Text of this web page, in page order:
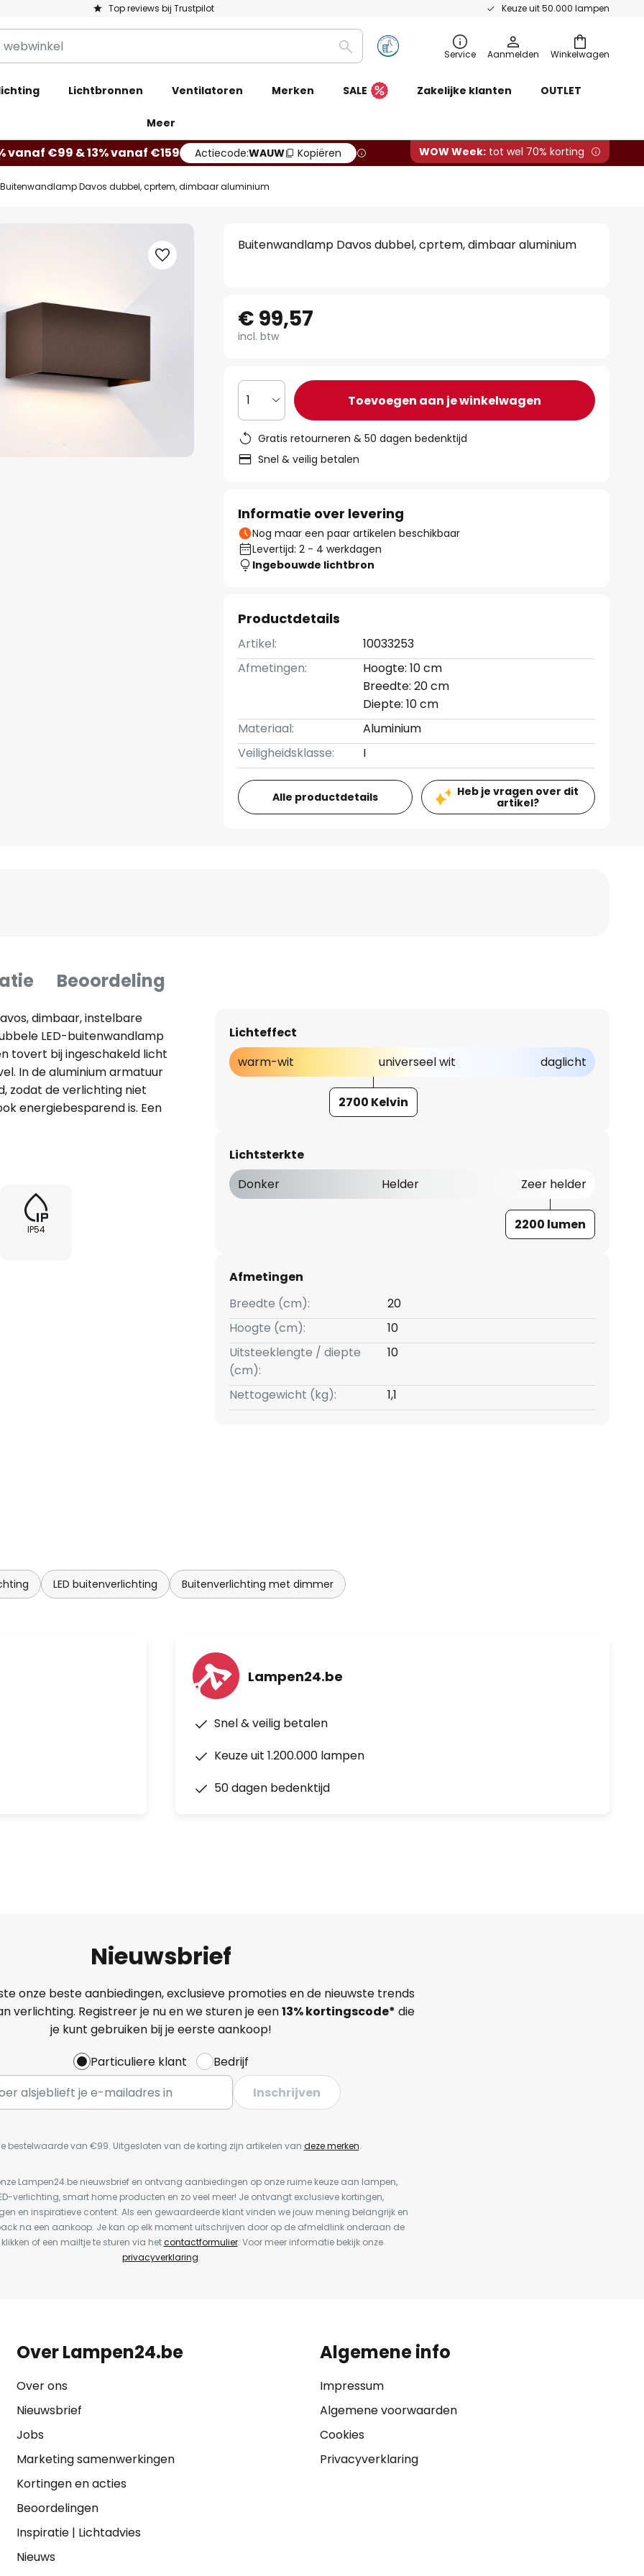
Top reviews bij Trustpilot Keuze uit 50.000 lampen
Winkelwagen
Zoeken Service Aanmelden
Lichtbronnen Ventilatoren Merken SALE Zakelijke klanten OUTLET
Meer
vanaf €99 & 13% vanaf €159 Actiecode:WAUW Kopiëren WOW Week: tot wel 70% korting
Buitenwandlamp Davos dubbel, cprtem, dimbaar aluminium
Buitenwandlamp Davos dubbel, cprtem, dimbaar aluminium
€ 99,57
incl. btw
1 Toevoegen aan je winkelwagen
Gratis retourneren & 50 dagen bedenktijd
Snel & veilig betalen
Informatie over levering
Nog maar een paar artikelen beschikbaar
Levertijd: 2 - 4 werkdagen
Ingebouwde lichtbron
Productdetails
Artikel:
10033253
Afmetingen:
Hoogte: 10 cm
Breedte: 20 cm
Diepte: 10 cm
Materiaal:
Aluminium
Veiligheidsklasse:
I
Alle productdetails
Heb je vragen over dit
artikel?
Beoordeling
dimbaar, instelbare
LED-buitenwandlamp
tovert bij ingeschakeld licht
In de aluminium armatuur
zodat de verlichting niet
energiebesparend is. Een
LED buitenwandlamp Davos
talloze variaties van
volgens de eisen en
IP54
Lichteffect
warm-wit
universeel wit daglicht
2700 Kelvin
Lichtsterkte
Donker
Helder Zeer helder
2200 lumen
Afmetingen
Breedte (cm):
20
Hoogte (cm):
10
Uitsteeklengte / diepte
(cm):
10
Nettogewicht (kg): 1,1
LED buitenverlichting Buitenverlichting met dimmer
Lampen24.be
Snel & veilig betalen
Keuze uit 1.200.000 lampen
50 dagen bedenktijd
Nieuwsbrief
onze beste aanbiedingen, exclusieve promoties en de nieuwste trends
verlichting. Registreer je nu en we sturen je een13%kortingscode* die
je kunt gebruiken bij je eerste aankoop!
Particuliere klant
Bedrijf
Inschrijven
bestelwaarde van €99. Uitgesloten van de korting zijn artikelen van deze merken.
Lampen24.be nieuwsbrief en ontvang aanbiedingen op onze ruime keuze aan lampen,
verlichting, smart home producten en zo veel meer! Je ontvangt exclusieve kortingen,
en inspiratieve content. Als een gewaardeerde klant vinden we jouw mening belangrijk en
na een aankoop. Je kan op elk moment uitschrijven door op de afmeldlink onderaan de
of een mailtje te sturen via hetcontactformulier. Voor meer informatie bekijk onze
privacyverklaring.
Over Lampen24.be
Over ons
Nieuwsbrief
Jobs
Marketing samenwerkingen
Kortingen en acties
Beoordelingen
Inspiratie| Lichtadvies
Nieuws
Algemene info
Impressum
Algemene voorwaarden
Cookies
Privacyverklaring